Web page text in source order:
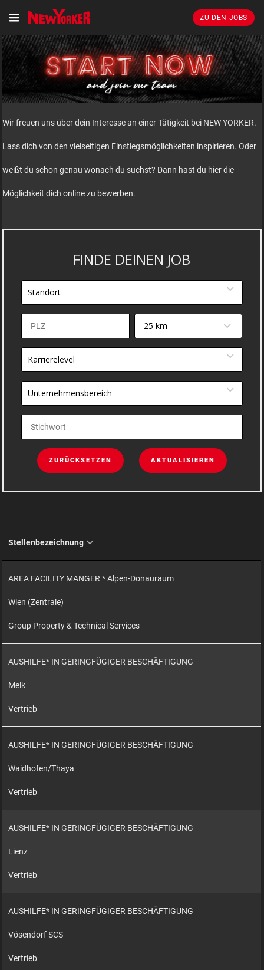
ZU DEN JOBS
Wir freuen uns über dein Interesse an einer Tätigkeit bei NEW YORKER.
Lass dich von den vielseitigen Einstiegsmöglichkeiten inspirieren. Oder
weißt du schon genau wonach du suchst? Dann hast du hier die
Möglichkeit dich online zu bewerben.
FINDE DEINEN JOB
Standort
25 km
Karrierelevel
Unternehmensbereich
ZURÜCKSETZEN AKTUALISIEREN
Stellenbezeichnung
AREA FACILITY MANGER * Alpen-Donauraum
Wien (Zentrale)
Group Property & Technical Services
AUSHILFE* IN GERINGFÜGIGER BESCHÄFTIGUNG
Melk
Vertrieb
AUSHILFE* IN GERINGFÜGIGER BESCHÄFTIGUNG
Waidhofen/Thaya
Vertrieb
AUSHILFE* IN GERINGFÜGIGER BESCHÄFTIGUNG
Lienz
Vertrieb
AUSHILFE* IN GERINGFÜGIGER BESCHÄFTIGUNG
Vösendorf SCS
Vertrieb